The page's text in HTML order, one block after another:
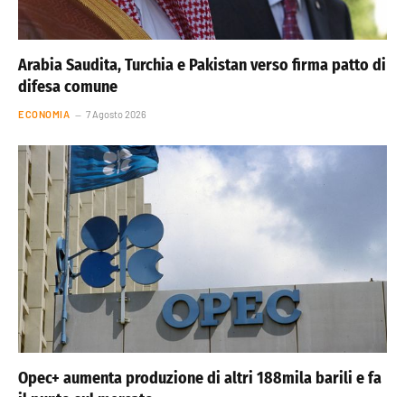
Arabia Saudita, Turchia e Pakistan verso firma patto di
difesa comune
ECONOMIA 7 Agosto 2026
Opec+ aumenta produzione di altri 188mila barili e fa